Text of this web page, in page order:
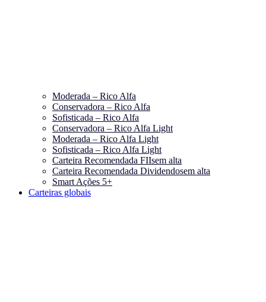
Moderada – Rico Alfa
Conservadora – Rico Alfa
Sofisticada – Rico Alfa
Conservadora – Rico Alfa Light
Moderada – Rico Alfa Light
Sofisticada – Rico Alfa Light
Carteira Recomendada FIIsem alta
Carteira Recomendada Dividendosem alta
Smart Ações 5+
Carteiras globais